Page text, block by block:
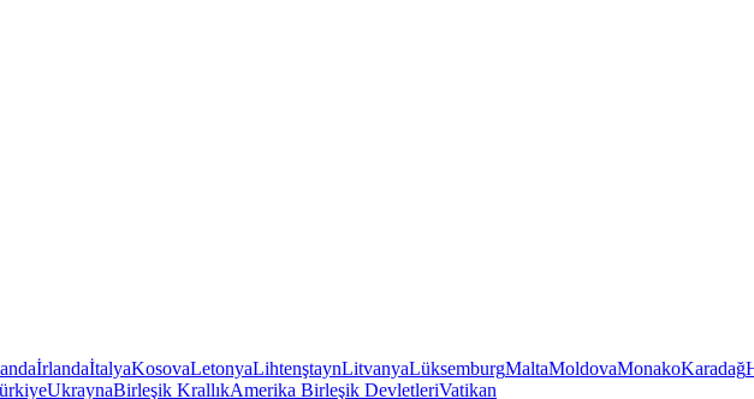
İrlandaİtalyaKosovaLetonyaLihtenştaynLitvanyaLüksemburgMaltaMoldovaMonakoKaradağ
UkraynaBirleşik KrallıkAmerika Birleşik DevletleriVatikan